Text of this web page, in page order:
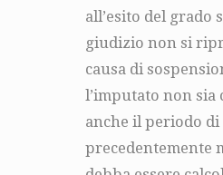
all’esito del grado
giudizio non si
causa di
l’imputato non sia
anche il periodo di
precedentemente